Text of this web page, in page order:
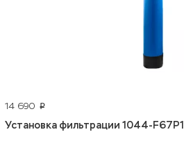
14 690 p
Установка фильтрации 1044-F67P1